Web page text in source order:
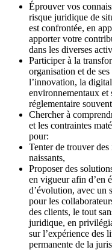
Éprouver vos
risque juridique de
est confrontée, en
apporter votre
dans les diverses
Participer à la
organisation et de
l’innovation, la
environnementaux et
réglementaire
Chercher à
et les contraintes
pour:
Tenter de trouver des
naissants,
Proposer des
en vigueur afin d’en
d’évolution, avec un
pour les
des clients, le tout
juridique, en
sur l’expérience des
permanente de la